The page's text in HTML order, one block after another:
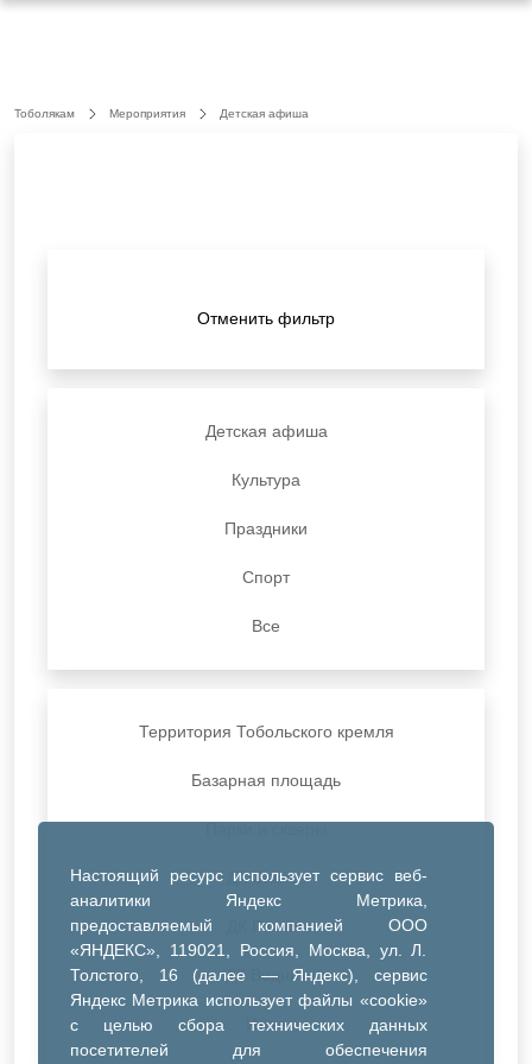
Настоящий ресурс использует сервис веб-
аналитики Яндекс Метрика,
предоставляемый компанией ООО
«ЯНДЕКС», 119021, Россия, Москва, ул. Л.
Толстого, 16 (далее — Яндекс), сервис
Яндекс Метрика использует файлы «cookie»
с целью сбора технических данных
посетителей для обеспечения
Тоболякам Мероприятия Детская афиша
Отменить фильтр
Детская афиша
Культура
Праздники
Спорт
Все
Территория Тобольского кремля
Базарная площадь
ДК Синтез
ДК Речник
ДК Водник
Иное